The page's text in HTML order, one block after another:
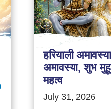
हरियाली
अमावस्या, शुभ
महत्व
July 31, 2026